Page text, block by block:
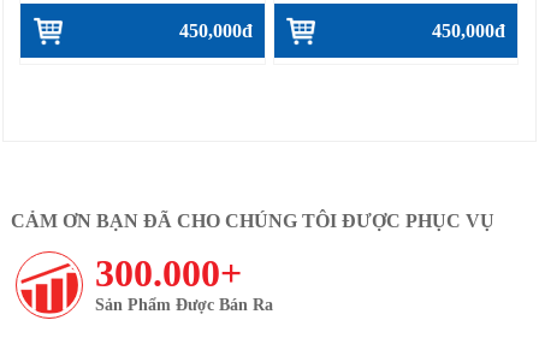
450,000đ 450,000đ
CẢM ƠN BẠN ĐÃ CHO CHÚNG TÔI ĐƯỢC PHỤC VỤ
300.000+
Sản Phẩm Được Bán Ra